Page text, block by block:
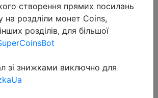
створення прямих посилань
на роздліли монет Coins,
розділів, для більшої
зі знижками виключно для